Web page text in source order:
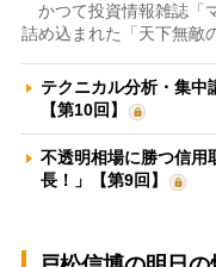
かつて投資情報雑誌「
詰め込まれた「天下無敵
テクニカル分析・集
【第10回】
不透明相場に勝つ信
長！」【第9回】